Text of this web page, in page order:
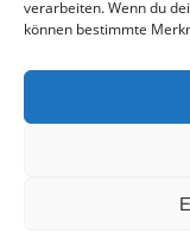
verarbeiten. Wenn du
können bestimmte
Neuer
Neue Podcast-
27. Juli 2026